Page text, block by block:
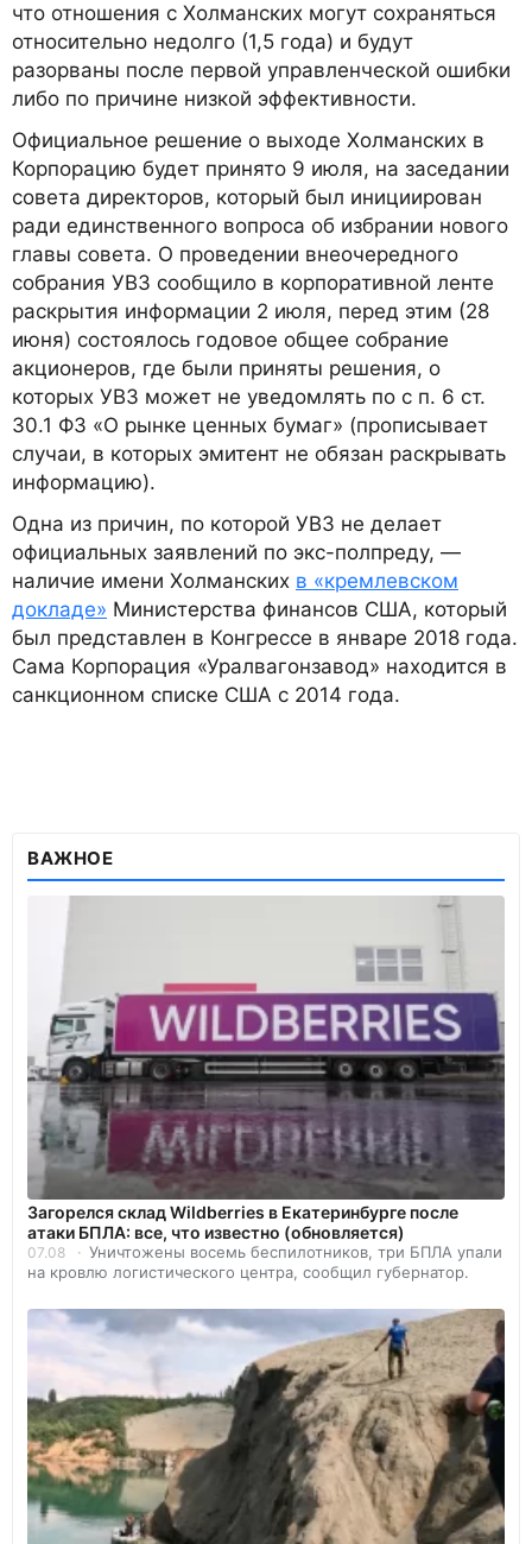
что отношения с Холманских могут сохраняться
относительно недолго (1,5 года) и будут
разорваны после первой управленческой ошибки
либо по причине низкой эффективности.
Официальное решение о выходе Холманских в
Корпорацию будет принято 9 июля, на заседании
совета директоров, который был инициирован
ради единственного вопроса об избрании нового
главы совета. О проведении внеочередного
собрания УВЗ сообщило в корпоративной ленте
раскрытия информации 2 июля, перед этим (28
июня) состоялось годовое общее собрание
акционеров, где были приняты решения, о
которых УВЗ может не уведомлять по с п. 6 ст.
30.1 ФЗ «О рынке ценных бумаг» (прописывает
случаи, в которых эмитент не обязан раскрывать
информацию).
Одна из причин, по которой УВЗ не делает
официальных заявлений по экс-полпреду, —
наличие имени Холманских в «кремлевском
докладе» Министерства финансов США, который
был представлен в Конгрессе в январе 2018 года.
Сама Корпорация «Уралвагонзавод» находится в
санкционном списке США с 2014 года.
ВАЖНОЕ
Загорелся склад Wildberries в Екатеринбурге после
атаки БПЛА: все, что известно (обновляется)
07.08
Уничтожены восемь беспилотников, три БПЛА упали
на кровлю логистического центра, сообщил губернатор.